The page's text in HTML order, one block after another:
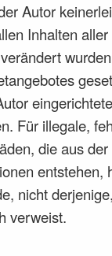
Autor
Inhalten
Für illegale,
die aus
entstehen,
nicht
verweist.